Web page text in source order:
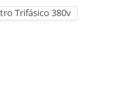
Trifásico 380v